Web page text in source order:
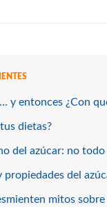
y entonces ¿Con
dietas?
del azúcar: no
propiedades del
mitos